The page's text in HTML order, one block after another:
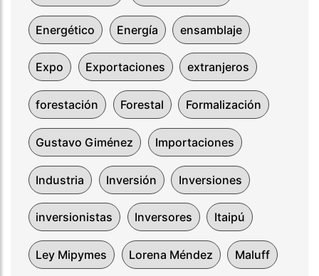
Energético Energía ensamblaje
Expo Exportaciones extranjeros
forestación Forestal Formalización
Gustavo Giménez Importaciones
Industria Inversión Inversiones
inversionistas Inversores Itaipú
Ley Mipymes Lorena Méndez Maluff